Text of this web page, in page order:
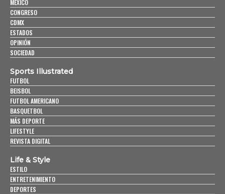
MÉXICO
CONGRESO
CDMX
ESTADOS
OPINIÓN
SOCIEDAD
Sports Illustrated
FUTBOL
BEISBOL
FUTBOL AMERICANO
BASQUETBOL
MÁS DEPORTE
LIFESTYLE
REVISTA DIGITAL
Life & Style
ESTILO
ENTRETENIMIENTO
DEPORTES